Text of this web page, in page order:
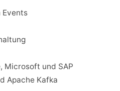
Events
Microsoft und SAP
Apache Kafka